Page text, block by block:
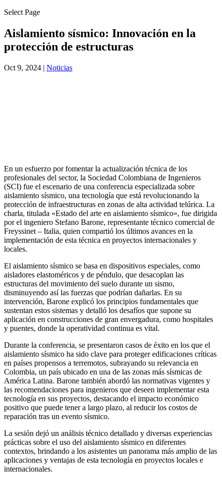
Select Page
Aislamiento sísmico: Innovación en la
protección de estructuras
Oct 9, 2024 | Noticias
En un esfuerzo por fomentar la actualización técnica de los
profesionales del sector, la Sociedad Colombiana de Ingenieros
(SCI) fue el escenario de una conferencia especializada sobre
aislamiento sísmico, una tecnología que está revolucionando la
protección de infraestructuras en zonas de alta actividad telúrica. La
charla, titulada «Estado del arte en aislamiento sísmico», fue dirigida
por el ingeniero Stefano Barone, representante técnico comercial de
Freyssinet – Italia, quien compartió los últimos avances en la
implementación de esta técnica en proyectos internacionales y
locales.
El aislamiento sísmico se basa en dispositivos especiales, como
aisladores elastoméricos y de péndulo, que desacoplan las
estructuras del movimiento del suelo durante un sismo,
disminuyendo así las fuerzas que podrían dañarlas. En su
intervención, Barone explicó los principios fundamentales que
sustentan estos sistemas y detalló los desafíos que supone su
aplicación en construcciones de gran envergadura, como hospitales
y puentes, donde la operatividad continua es vital.
Durante la conferencia, se presentaron casos de éxito en los que el
aislamiento sísmico ha sido clave para proteger edificaciones críticas
en países propensos a terremotos, subrayando su relevancia en
Colombia, un país ubicado en una de las zonas más sísmicas de
América Latina. Barone también abordó las normativas vigentes y
las recomendaciones para ingenieros que deseen implementar esta
tecnología en sus proyectos, destacando el impacto económico
positivo que puede tener a largo plazo, al reducir los costos de
reparación tras un evento sísmico.
La sesión dejó un análisis técnico detallado y diversas experiencias
prácticas sobre el uso del aislamiento sísmico en diferentes
contextos, brindando a los asistentes un panorama más amplio de las
aplicaciones y ventajas de esta tecnología en proyectos locales e
internacionales.